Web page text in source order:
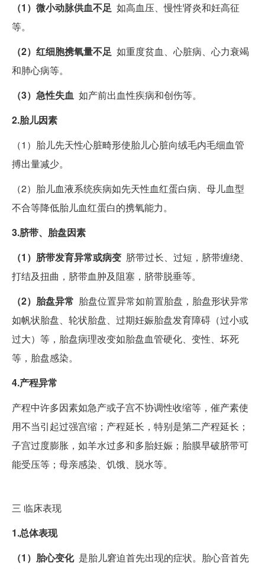
（1）微小动脉供血不足 如高血压、慢性肾炎和妊高征
等。
（2）红细胞携氧量不足 如重度贫血、心脏病、心力衰竭
和肺心病等。
（3）急性失血 如产前出血性疾病和创伤等。
2.胎儿因素
（1）胎儿先天性心脏畸形使胎儿心脏向绒毛内毛细血管
搏出量减少。
（2）胎儿血液系统疾病如先天性血红蛋白病、母儿血型
不合等降低胎儿血红蛋白的携氧能力。
3.脐带、胎盘因素
（1）脐带发育异常或病变 脐带过长、过短，脐带缠绕、
打结及扭曲，脐带血肿及阻塞，脐带脱垂等。
（2）胎盘异常 胎盘位置异常如前置胎盘，胎盘形状异常
如帆状胎盘、轮状胎盘、过期妊娠胎盘发育障碍（过小或
过大）等，胎盘病理改变如胎盘血管硬化、变性、坏死
等，胎盘感染。
4.产程异常
产程中许多因素如急产或子宫不协调性收缩等，催产素使
用不当引起过强宫缩；产程延长，特别是第二产程延长；
子宫过度膨胀，如羊水过多和多胎妊娠；胎膜早破脐带可
能受压等；母亲感染、饥饿、脱水等。
三 临床表现
1.总体表现
（1）胎心变化是胎儿窘迫首先出现的症状。胎心音首先